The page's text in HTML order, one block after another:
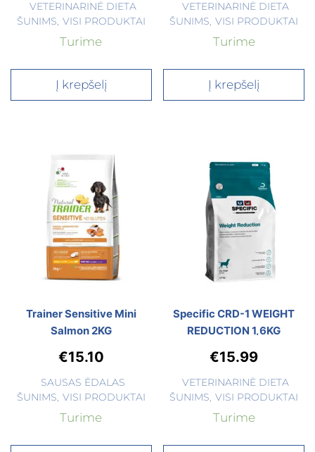
VETERINARINĖ DIETA
ŠUNIMS VISI PRODUKTAI
Turime
Į krepšelį
VETERINARINĖ DIETA
ŠUNIMS VISI PRODUKTAI
Turime
Į krepšelį
Trainer Sensitive Mini
Salmon 2KG
€15.10
SAUSAS ĖDALAS
ŠUNIMS VISI PRODUKTAI
Turime
Specific CRD-1 WEIGHT
REDUCTION 1,6KG
€15.99
VETERINARINĖ DIETA
ŠUNIMS VISI PRODUKTAI
Turime